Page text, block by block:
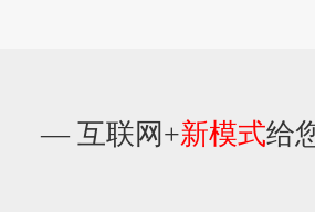
— 互联网+新模式给